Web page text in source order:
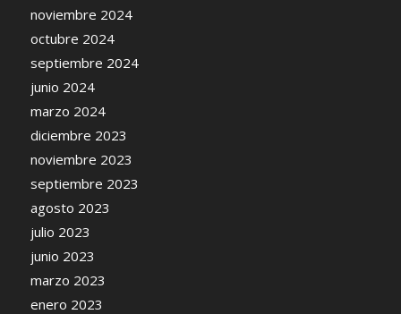
noviembre 2024
octubre 2024
septiembre 2024
junio 2024
marzo 2024
diciembre 2023
noviembre 2023
septiembre 2023
agosto 2023
julio 2023
junio 2023
marzo 2023
enero 2023